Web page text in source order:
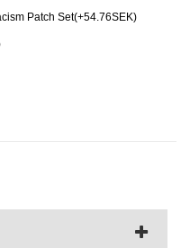
Patch Set(+54.76SEK)